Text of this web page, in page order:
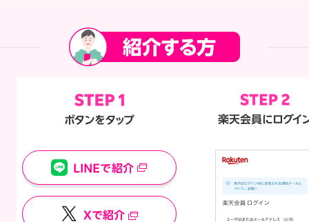
ボタンをタップ
LINEで紹介
Xで紹介
楽天会員にログイ